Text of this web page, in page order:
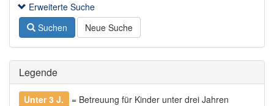
Erweiterte Suche
Suchen
Neue Suche
Legende
Unter 3 J.
= Betreuung für Kinder unter drei Jahren